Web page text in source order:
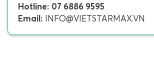
Hotline: 07 6886 9595
Email: INFO@VIETSTARMAX.VN